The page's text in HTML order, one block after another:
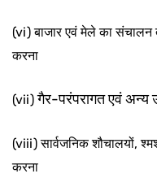
(vi) बाजार एवं मेले का संचालन
करना
(vii)गैर-परंपरागत एवं अन्य
(viii) सार्वजनिक शौचालयों,
करना